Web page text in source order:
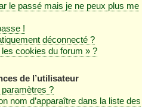
le passé mais je ne peux plus me
!
déconnecté ?
cookies du forum » ?
de l’utilisateur
?
nom d’apparaître dans la liste des